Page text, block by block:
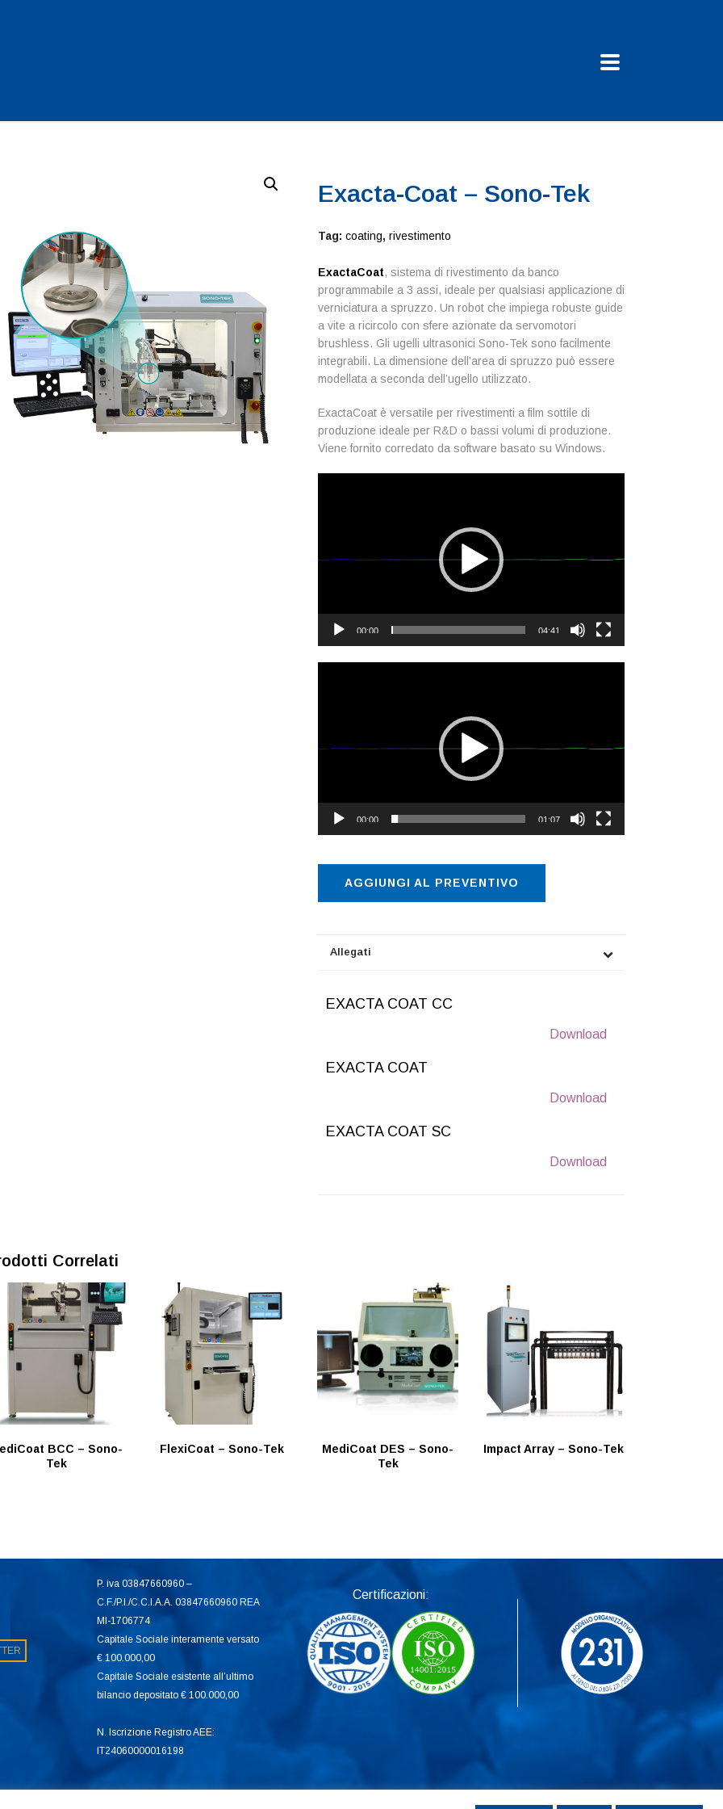
Exacta-Coat – Sono-Tek
Tag: coating, rivestimento
ExactaCoat, sistema di rivestimento da banco
programmabile a 3 assi, ideale per qualsiasi applicazione di
verniciatura a spruzzo. Un robot che impiega robuste guide
a vite a ricircolo con sfere azionate da servomotori
brushless. Gli ugelli ultrasonici Sono-Tek sono facilmente
integrabili. La dimensione dell’area di spruzzo può essere
modellata a seconda dell’ugello utilizzato.
ExactaCoat è versatile per rivestimenti a film sottile di
produzione ideale per R&D o bassi volumi di produzione.
Viene fornito corredato da software basato su Windows.
00:00 04:41
00:00 01:07
AGGIUNGI AL PREVENTIVO
Allegati
EXACTA COAT CC
Download
EXACTA COAT
Download
EXACTA COAT SC
Download
Correlati
BCC – Sono-
Tek
FlexiCoat – Sono-Tek
MediCoat DES – Sono-
Tek
Impact Array – Sono-Tek
P. iva 03847660960 –
C.F./P.I./C.C.I.A.A. 03847660960 REA
MI-1706774
Capitale Sociale interamente versato
€ 100.000,00
Capitale Sociale esistente all’ultimo
bilancio depositato € 100.000,00
N. Iscrizione Registro AEE:
IT24060000016198
Certificazioni: